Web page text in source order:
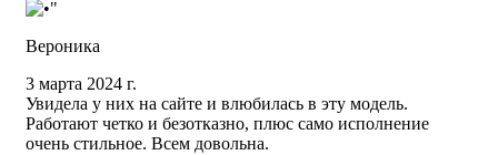
Вероника
3 марта 2024 г.
Увидела у них на сайте и влюбилась в эту модель.
Работают четко и безотказно, плюс само исполнение
очень стильное. Всем довольна.